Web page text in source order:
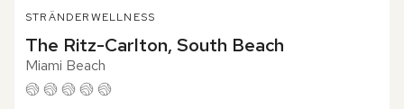
STRÄNDERWELLNESS
The Ritz-Carlton, South Beach
Miami Beach